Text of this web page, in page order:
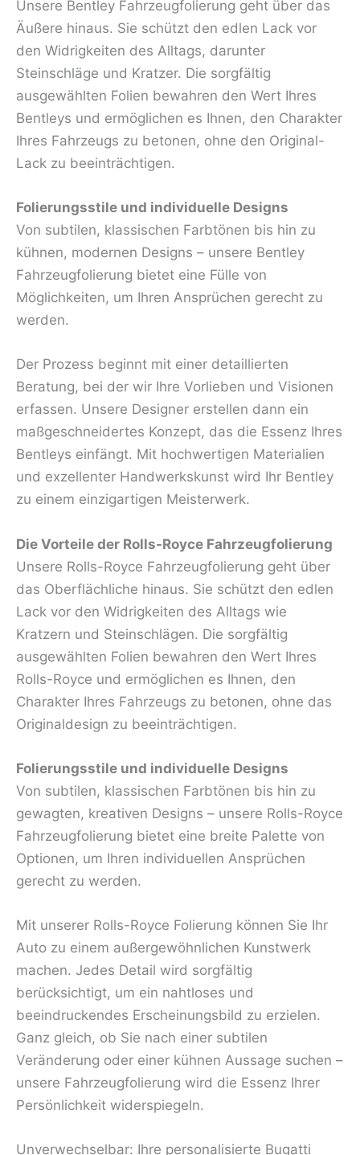
Unsere Bentley Fahrzeugfolierung geht über das
Äußere hinaus. Sie schützt den edlen Lack vor
den Widrigkeiten des Alltags, darunter
Steinschläge und Kratzer. Die sorgfältig
ausgewählten Folien bewahren den Wert Ihres
Bentleys und ermöglichen es Ihnen, den Charakter
Ihres Fahrzeugs zu betonen, ohne den Original-
Lack zu beeinträchtigen.
Folierungsstile und individuelle Designs
Von subtilen, klassischen Farbtönen bis hin zu
kühnen, modernen Designs – unsere Bentley
Fahrzeugfolierung bietet eine Fülle von
Möglichkeiten, um Ihren Ansprüchen gerecht zu
werden.
Der Prozess beginnt mit einer detaillierten
Beratung, bei der wir Ihre Vorlieben und Visionen
erfassen. Unsere Designer erstellen dann ein
maßgeschneidertes Konzept, das die Essenz Ihres
Bentleys einfängt. Mit hochwertigen Materialien
und exzellenter Handwerkskunst wird Ihr Bentley
zu einem einzigartigen Meisterwerk.
Die Vorteile der Rolls-Royce Fahrzeugfolierung
Unsere Rolls-Royce Fahrzeugfolierung geht über
das Oberflächliche hinaus. Sie schützt den edlen
Lack vor den Widrigkeiten des Alltags wie
Kratzern und Steinschlägen. Die sorgfältig
ausgewählten Folien bewahren den Wert Ihres
Rolls-Royce und ermöglichen es Ihnen, den
Charakter Ihres Fahrzeugs zu betonen, ohne das
Originaldesign zu beeinträchtigen.
Folierungsstile und individuelle Designs
Von subtilen, klassischen Farbtönen bis hin zu
gewagten, kreativen Designs – unsere Rolls-Royce
Fahrzeugfolierung bietet eine breite Palette von
Optionen, um Ihren individuellen Ansprüchen
gerecht zu werden.
Mit unserer Rolls-Royce Folierung können Sie Ihr
Auto zu einem außergewöhnlichen Kunstwerk
machen. Jedes Detail wird sorgfältig
berücksichtigt, um ein nahtloses und
beeindruckendes Erscheinungsbild zu erzielen.
Ganz gleich, ob Sie nach einer subtilen
Veränderung oder einer kühnen Aussage suchen –
unsere Fahrzeugfolierung wird die Essenz Ihrer
Persönlichkeit widerspiegeln.
Unverwechselbar: Ihre personalisierte Bugatti